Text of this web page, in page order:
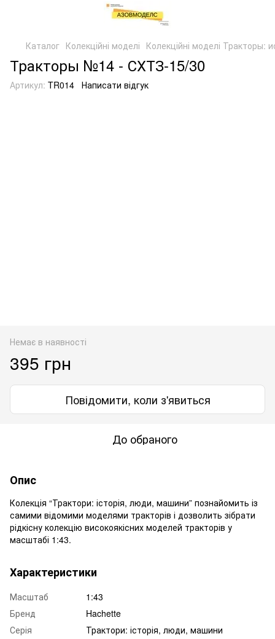
Каталог Колекційні моделі Колекційні моделі
Тракторы №14 - СХТЗ-15/30
Артикул: TR014 Написати відгук
Немає в наявності
395 грн
Повідомити, коли з'явиться
До обраного
Опис
Колекція “Трактори: історія, люди, машини” познайомить із
самими відомими моделями тракторів і дозволить зібрати
рідкісну колекцію високоякісних моделей тракторів у
масштабі 1:43.
Характеристики
Масштаб
1:43
Бренд
Hachette
Серія
Трактори: історія, люди, машини